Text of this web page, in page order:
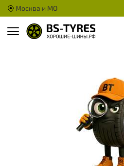
Москва и МО